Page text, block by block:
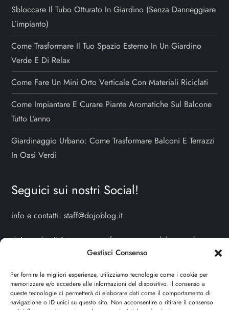
Gestisci Consenso
Per fornire le migliori esperienze, utilizziamo tecnologie come i cookie per
memorizzare e/o accedere alle informazioni del dispositivo. Il consenso a
queste tecnologie ci permetterà di elaborare dati come il comportamento di
navigazione o ID unici su questo sito. Non acconsentire o ritirare il consenso
Sbloccare Il Tubo Otturato In Giardino (senza Danneggiare
L’impianto)
Come Trasformare Il Tuo Spazio Esterno In Un Giardino
Verde E Di Relax
Come Fare Un Mini Orto Verticale Con Materiali Riciclati
Come Impiantare E Curare Piante Aromatiche Sul Balcone
Tutto L’anno
Giardinaggio Urbano: Come Trasformare Balconi E Terrazzi
In Oasi Verdi
Seguici sui nostri Social!
info e contatti:staff@dojoblog.it
dojogarden.it è un progetto facente parte del network
dojoblog.it di proprietà della ReadMore ADV
legale in Via delle Sirene 34 - Roma - P.iva:
IT13402731007